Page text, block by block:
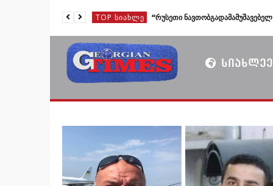
TOP ᲡᲘᲐᲮᲚᲔ
TOP ᲡᲘᲐᲮᲚᲔ
TOP ᲡᲘᲐᲮᲚᲔ
TOP ᲡᲘᲐᲮᲚᲔ